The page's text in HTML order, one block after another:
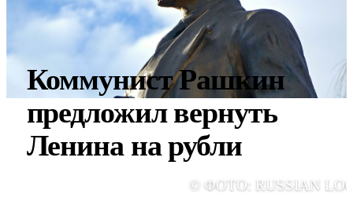
Коммунист Рашкин
предложил вернуть
Ленина на рубли
© ФОТО: RUSSIAN